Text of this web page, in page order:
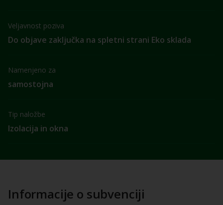
Veljavnost poziva
Do objave zaključka na spletni strani Eko sklada
Namenjeno za
samostojna
Tip naložbe
Izolacija in okna
Informacije o subvenciji